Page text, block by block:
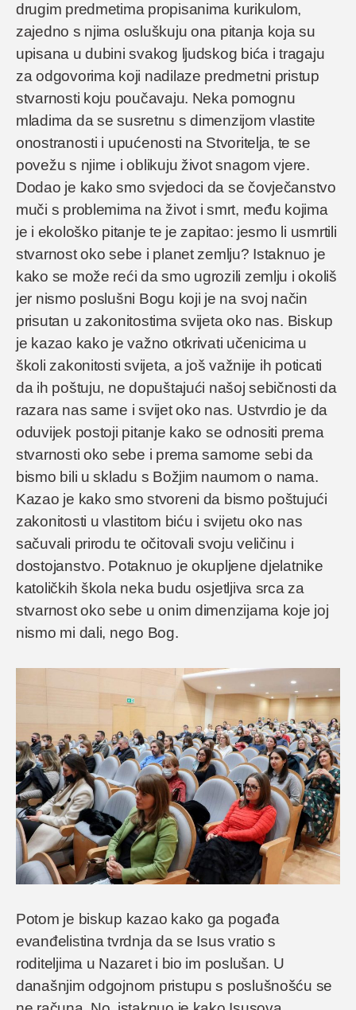
drugim predmetima propisanima kurikulom,
zajedno s njima osluškuju ona pitanja koja su
upisana u dubini svakog ljudskog bića i tragaju
za odgovorima koji nadilaze predmetni pristup
stvarnosti koju poučavaju. Neka pomognu
mladima da se susretnu s dimenzijom vlastite
onostranosti i upućenosti na Stvoritelja, te se
povežu s njime i oblikuju život snagom vjere.
Dodao je kako smo svjedoci da se čovječanstvo
muči s problemima na život i smrt, među kojima
je i ekološko pitanje te je zapitao: jesmo li usmrtili
stvarnost oko sebe i planet zemlju? Istaknuo je
kako se može reći da smo ugrozili zemlju i okoliš
jer nismo poslušni Bogu koji je na svoj način
prisutan u zakonitostima svijeta oko nas. Biskup
je kazao kako je važno otkrivati učenicima u
školi zakonitosti svijeta, a još važnije ih poticati
da ih poštuju, ne dopuštajući našoj sebičnosti da
razara nas same i svijet oko nas. Ustvrdio je da
oduvijek postoji pitanje kako se odnositi prema
stvarnosti oko sebe i prema samome sebi da
bismo bili u skladu s Božjim naumom o nama.
Kazao je kako smo stvoreni da bismo poštujući
zakonitosti u vlastitom biću i svijetu oko nas
sačuvali prirodu te očitovali svoju veličinu i
dostojanstvo. Potaknuo je okupljene djelatnike
katoličkih škola neka budu osjetljiva srca za
stvarnost oko sebe u onim dimenzijama koje joj
nismo mi dali, nego Bog.
Potom je biskup kazao kako ga pogađa
evanđelistina tvrdnja da se Isus vratio s
roditeljima u Nazaret i bio im poslušan. U
današnjim odgojnom pristupu s poslušnošću se